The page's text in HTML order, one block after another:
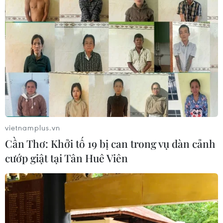
08/08/2026 13:41
Sông Hồng và khát vọng kiến tạo Hà
Nội trở thành đô thị toàn cầu
08/08/2026 13:13
Tai nạn lao động tại Lâm Đồng khiến
hai công nhân thương vong
08/08/2026 12:32
Đội K93 quy tập được 11 bộ hài cốt liệt
sỹ trên địa bàn An Giang
08/08/2026 11:11
vietnamplus.vn
Cần Thơ: Khởi tố 19 bị can trong vụ dàn cảnh
cướp giật tại Tân Huê Viên